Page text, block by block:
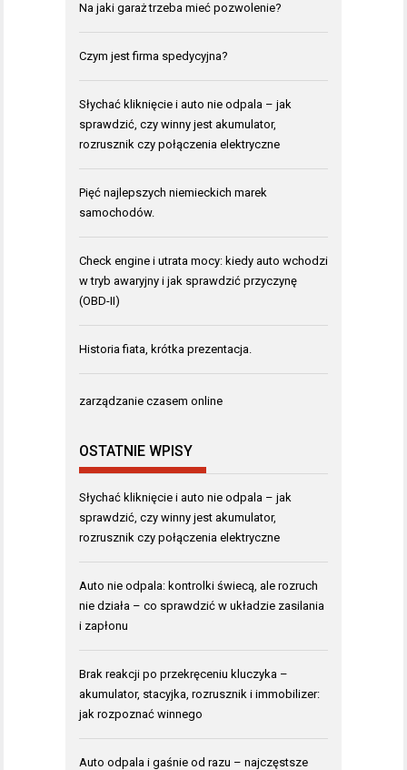
Na jaki garaż trzeba mieć pozwolenie?
Czym jest firma spedycyjna?
Słychać kliknięcie i auto nie odpala – jak
sprawdzić, czy winny jest akumulator,
rozrusznik czy połączenia elektryczne
Pięć najlepszych niemieckich marek
samochodów.
Check engine i utrata mocy: kiedy auto wchodzi
w tryb awaryjny i jak sprawdzić przyczynę
(OBD-II)
Historia fiata, krótka prezentacja.
zarządzanie czasem online
OSTATNIE WPISY
Słychać kliknięcie i auto nie odpala – jak
sprawdzić, czy winny jest akumulator,
rozrusznik czy połączenia elektryczne
Auto nie odpala: kontrolki świecą, ale rozruch
nie działa – co sprawdzić w układzie zasilania
i zapłonu
Brak reakcji po przekręceniu kluczyka –
akumulator, stacyjka, rozrusznik i immobilizer:
jak rozpoznać winnego
Auto odpala i gaśnie od razu – najczęstsze